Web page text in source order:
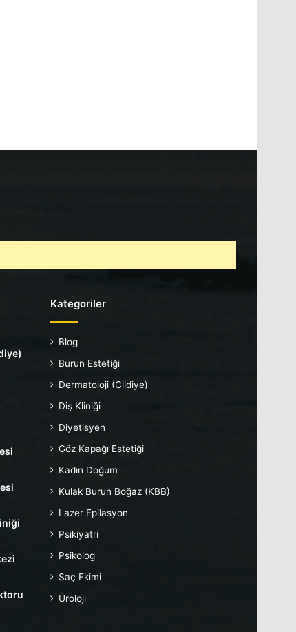
Kategoriler
Blog
Burun Estetiği
Dermatoloji (Cildiye)
Diş Kliniği
Diyetisyen
Göz Kapağı Estetiği
Kadın Doğum
Kulak Burun Boğaz (KBB)
Lazer Epilasyon
Psikiyatri
Psikolog
Saç Ekimi
Üroloji